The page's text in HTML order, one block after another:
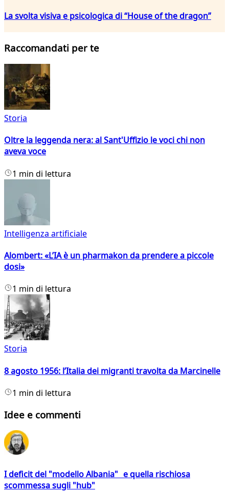
La svolta visiva e psicologica di “House of the dragon”
Raccomandati per te
Storia
Oltre la leggenda nera: al Sant'Uffizio le voci chi non
aveva voce
1 min di lettura
Intelligenza artificiale
Alombert: «L’IA è un pharmakon da prendere a piccole
dosi»
1 min di lettura
Storia
8 agosto 1956: l’Italia dei migranti travolta da Marcinelle
1 min di lettura
Idee e commenti
I deficit del "modello Albania" e quella rischiosa
scommessa sugli "hub"